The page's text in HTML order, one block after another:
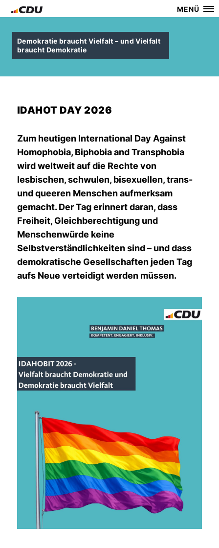
MENÜ
Demokratie braucht Vielfalt – und Vielfalt
braucht Demokratie
IDAHOT DAY 2026
Zum heutigen International Day Against
Homophobia, Biphobia and Transphobia
wird weltweit auf die Rechte von
lesbischen, schwulen, bisexuellen, trans-
und queeren Menschen aufmerksam
gemacht. Der Tag erinnert daran, dass
Freiheit, Gleichberechtigung und
Menschenwürde keine
Selbstverständlichkeiten sind – und dass
demokratische Gesellschaften jeden Tag
aufs Neue verteidigt werden müssen.